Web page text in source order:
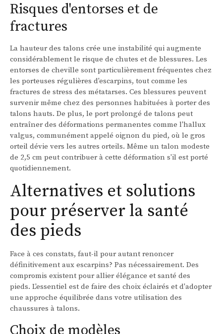
Risques d'entorses et de
fractures
La hauteur des talons crée une instabilité qui augmente
considérablement le risque de chutes et de blessures. Les
entorses de cheville sont particulièrement fréquentes chez
les porteuses régulières d'escarpins, tout comme les
fractures de stress des métatarses. Ces blessures peuvent
survenir même chez des personnes habituées à porter des
talons hauts. De plus, le port prolongé de talons peut
entraîner des déformations permanentes comme l'hallux
valgus, communément appelé oignon du pied, où le gros
orteil dévie vers les autres orteils. Même un talon modeste
de 2,5 cm peut contribuer à cette déformation s'il est porté
quotidiennement.
Alternatives et solutions
pour préserver la santé
des pieds
Face à ces constats, faut-il pour autant renoncer
définitivement aux escarpins? Pas nécessairement. Des
compromis existent pour allier élégance et santé des
pieds. L'essentiel est de faire des choix éclairés et d'adopter
une approche équilibrée dans votre utilisation des
chaussures à talons.
Choix de modèles